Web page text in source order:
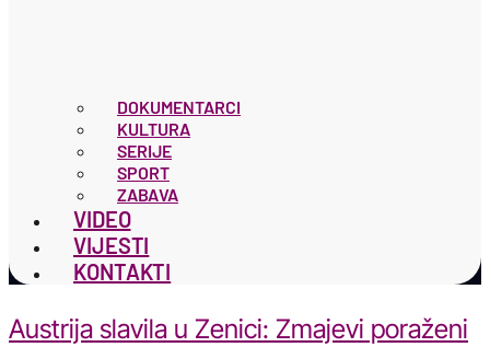
DOKUMENTARCI
KULTURA
SERIJE
SPORT
ZABAVA
VIDEO
VIJESTI
KONTAKTI
Austrija slavila u Zenici: Zmajevi poraženi